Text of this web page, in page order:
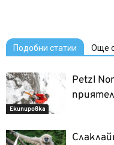
Подобни статии Още
Екипировка
Petzl